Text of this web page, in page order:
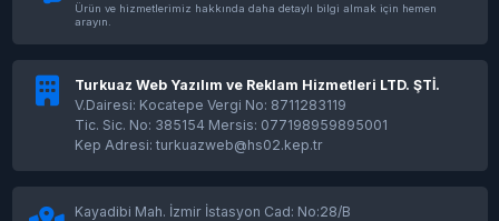
Ürün ve hizmetlerimiz hakkında daha detaylı bilgi almak için hemen
arayın.
Turkuaz Web Yazılım ve Reklam Hizmetleri LTD. ŞTİ.
V.Dairesi: Kocatepe Vergi No: 8711283119
Tic. Sic. No: 385154 Mersis: 077198959895001
Kep Adresi: turkuazweb@hs02.kep.tr
Kayadibi Mah. İzmir İstasyon Cad: No:28/B